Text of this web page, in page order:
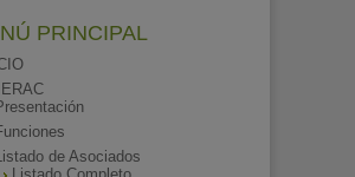
PRINCIPAL
de Asociados